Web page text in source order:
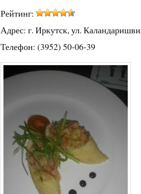
Рейтинг:
Адрес: г. Иркутск, ул.
Телефон: (3952) 50-06-39